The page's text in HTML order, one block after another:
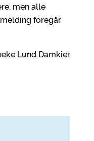
men alle
foregår
Lund Damkier